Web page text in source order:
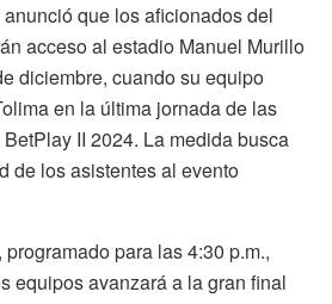
que los aficionados del
acceso al estadio Manuel Murillo
diciembre, cuando su equipo
en la última jornada de las
II 2024. La medida busca
de los asistentes al evento
para las 4:30 p.m.,
equipos avanzará a la gran final